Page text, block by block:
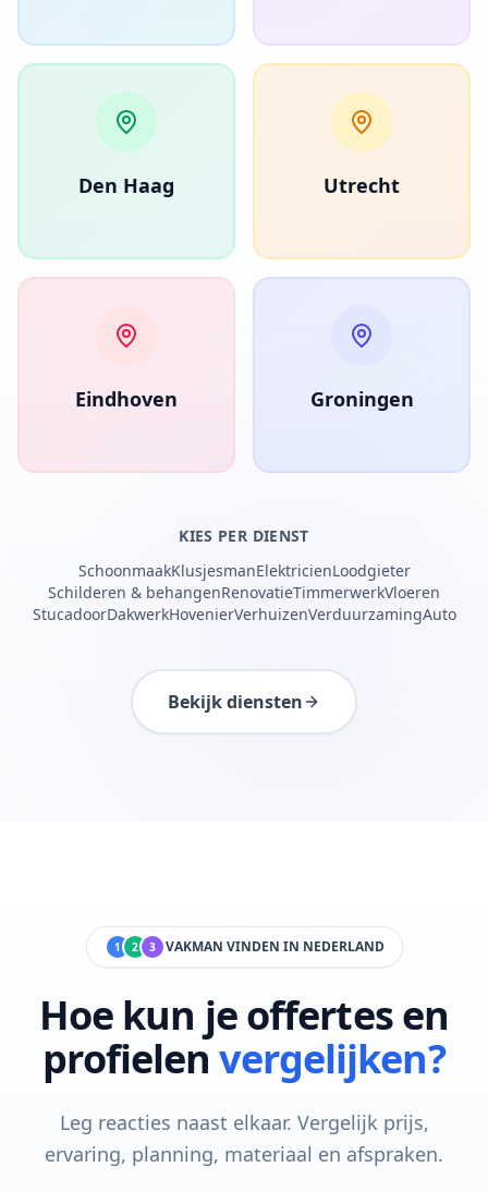
Den Haag Utrecht
Eindhoven Groningen
KIES PER DIENST
SchoonmaakKlusjesmanElektricienLoodgieter
Schilderen & behangenRenovatieTimmerwerkVloeren
StucadoorDakwerkHovenierVerhuizenVerduurzamingAuto
Bekijk diensten
1 2 3 VAKMAN VINDEN IN NEDERLAND
Hoe kun je offertes en
profielen vergelijken?
Leg reacties naast elkaar. Vergelijk prijs,
ervaring, planning, materiaal en afspraken.